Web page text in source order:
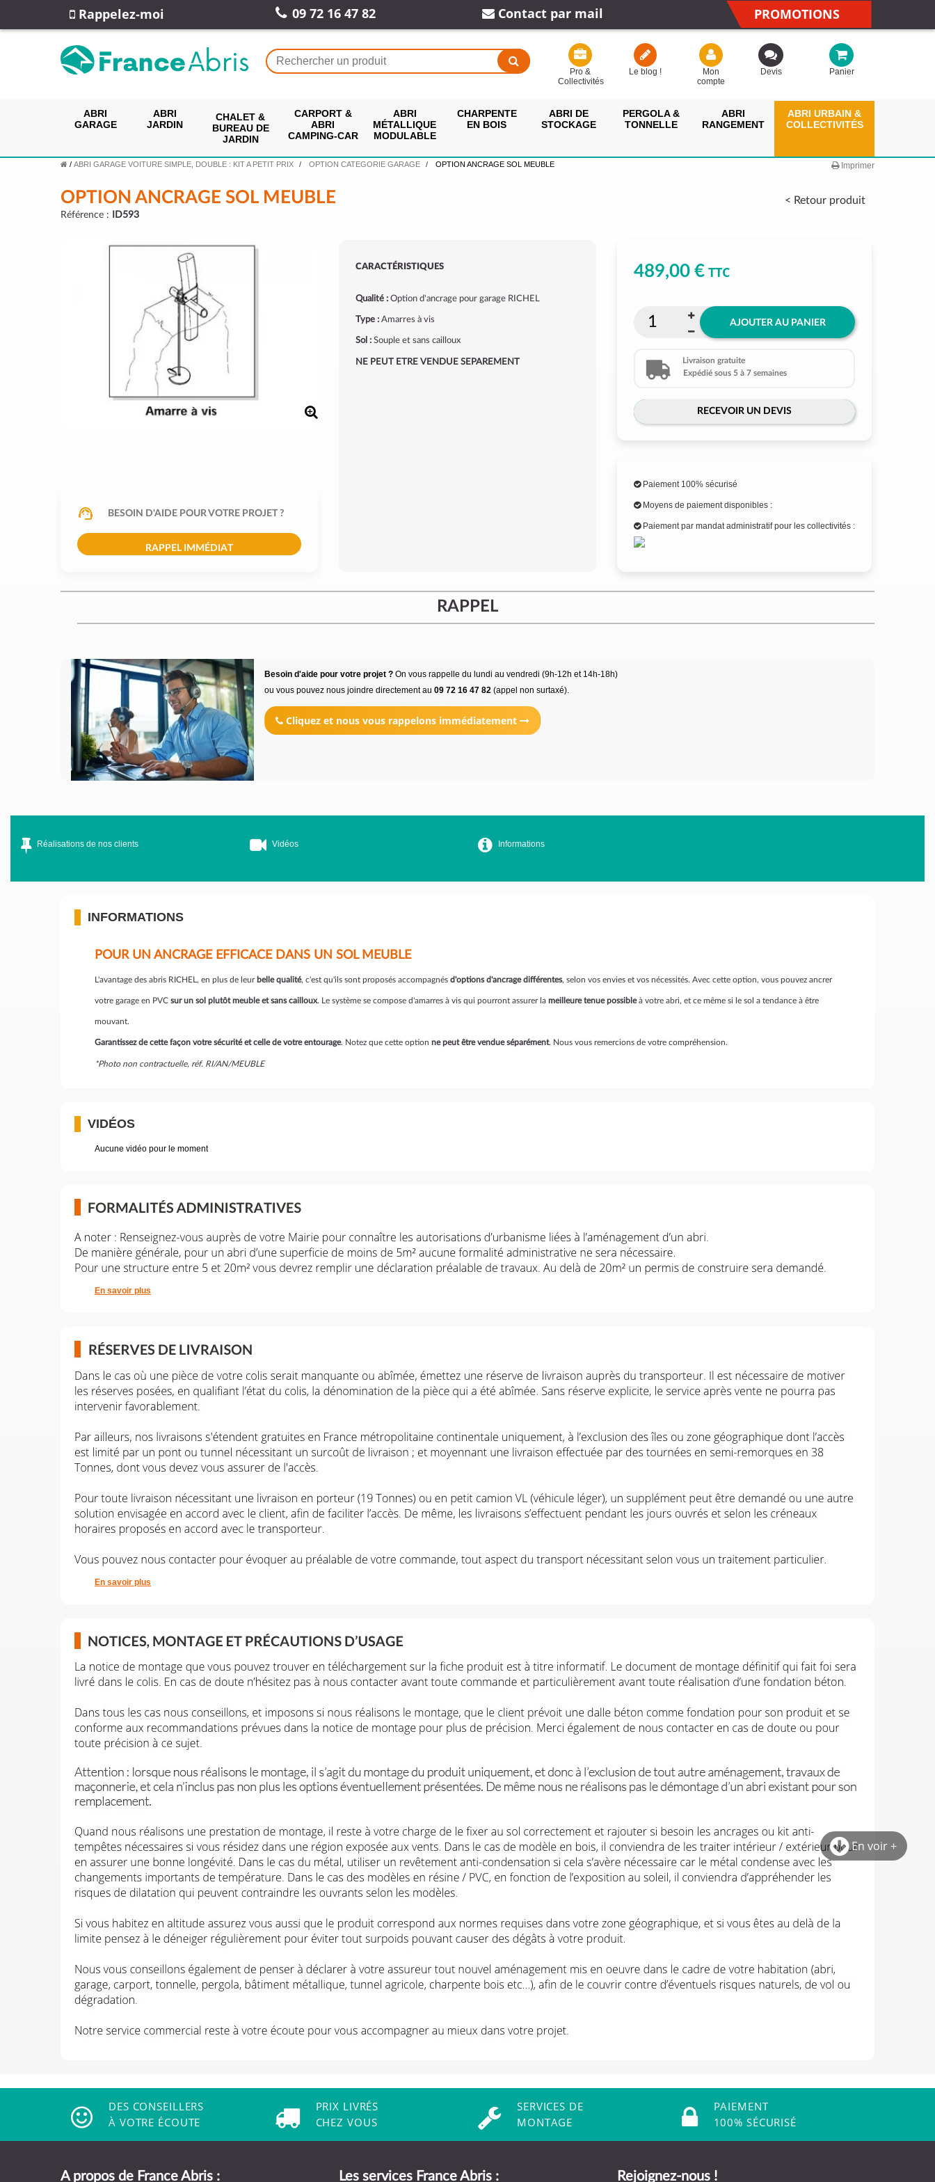
Rappelez-moi 09 72 16 47 82 Contact par mail PROMOTIONS
Pro &
Collectivités
Le blog !
Mon
compte
Devis Panier
ABRI
GARAGE
ABRI
JARDIN
CHALET &
BUREAU DE
JARDIN
CARPORT &
ABRI
CAMPING-CAR
ABRI
MÉTALLIQUE
MODULABLE
CHARPENTE
EN BOIS
ABRI DE
STOCKAGE
PERGOLA &
TONNELLE
ABRI
RANGEMENT
ABRI URBAIN &
COLLECTIVITÉS
/ ABRI GARAGE VOITURE SIMPLE, DOUBLE : KIT A PETIT PRIX OPTION CATEGORIE GARAGE OPTION ANCRAGE SOL MEUBLE Imprimer
< Retour produit
OPTION ANCRAGE SOL MEUBLE
Référence : ID593
BESOIN D'AIDE POUR VOTRE PROJET ?
RAPPEL IMMÉDIAT
CARACTÉRISTIQUES
Qualité :Option d'ancrage pour garage RICHEL
Type :Amarres à vis
Sol :Souple et sans cailloux
NE PEUT ETRE VENDUE SEPAREMENT
489,00 €TTC
AJOUTER AU PANIER
Livraison gratuite
Expédié sous 5 à 7 semaines
RECEVOIR UN DEVIS
Paiement 100% sécurisé
Moyens de paiement disponibles :
Paiement par mandat administratif pour les collectivités :
RAPPEL
Besoin d'aide pour votre projet ?On vous rappelle du lundi au vendredi (9h-12h et 14h-18h)
ou vous pouvez nous joindre directement au 09 72 16 47 82(appel non surtaxé).
Cliquez et nous vous rappelons immédiatement
En voir +
Réalisations de nos clients Vidéos Informations
INFORMATIONS
POUR UN ANCRAGE EFFICACE DANS UN SOL MEUBLE
L'avantage des abris RICHEL, en plus de leur belle qualité, c'est qu'ils sont proposés accompagnés d'options d'ancrage différentes, selon vos envies et vos nécessités. Avec cette option, vous pouvez ancrer
votre garage en PVC sur un sol plutôt meuble et sans cailloux. Le système se compose d'amarres à vis qui pourront assurer la meilleure tenue possibleà votre abri, et ce même si le sol a tendance à être
mouvant.
Garantissez de cette façon votre sécurité et celle de votre entourage. Notez que cette option ne peut être vendue séparément. Nous vous remercions de votre compréhension.
*Photo non contractuelle, réf. RI/AN/MEUBLE
VIDÉOS
Aucune vidéo pour le moment
En savoir plus
En savoir plus
DES CONSEILLERS
À VOTRE ÉCOUTE
PRIX LIVRÉS
CHEZ VOUS
SERVICES DE
MONTAGE
PAIEMENT
100% SÉCURISÉ
A propos de France Abris : Les services France Abris : Rejoignez-nous !